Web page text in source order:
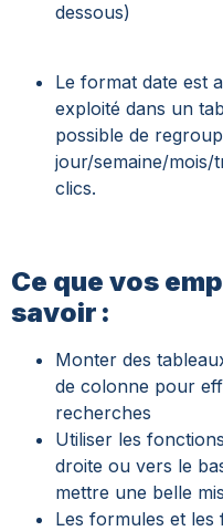
dessous)
Le format date est
exploité dans un
possible de
jour/semaine/mois/
clics.
Ce que vos
savoir :
Monter des
de colonne pour
recherches
Utiliser les
droite ou vers le
mettre une belle
Les formules et les